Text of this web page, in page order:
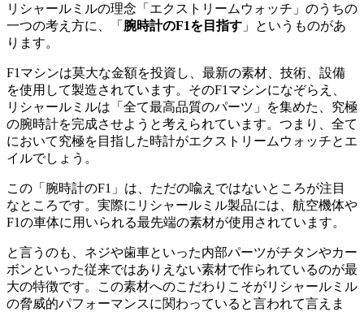
リシャールミルの理念「エクストリームウォッチ」のうちの
一つの考え方に、「 腕時計のF1を目指す 」というものがあ
ります。
F1マシンは莫大な金額を投資し、最新の素材、技術、設備
を使用して製造されています。そのF1マシンになぞらえ、
リシャールミルは「全て最高品質のパーツ」を集めた、究極
の腕時計を完成させようと考えられています。つまり、全て
において究極を目指した時計がエクストリームウォッチとエ
イルでしょう。
この「腕時計のF1」は、ただの喩えではないところが注目
なところです。実際にリシャールミル製品には、航空機体や
F1の車体に用いられる最先端の素材が使用されています。
と言うのも、ネジや歯車といった内部パーツがチタンやカー
ボンといった従来ではありえない素材で作られているのが最
大の特徴です。この素材へのこだわりこそがリシャールミル
の脅威的パフォーマンスに関わっていると言われて言えま